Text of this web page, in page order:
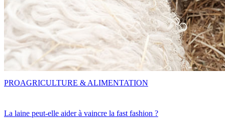
La laine peut-elle aider à vaincre la fast fashion ?
PROAGRICULTURE & ALIMENTATION